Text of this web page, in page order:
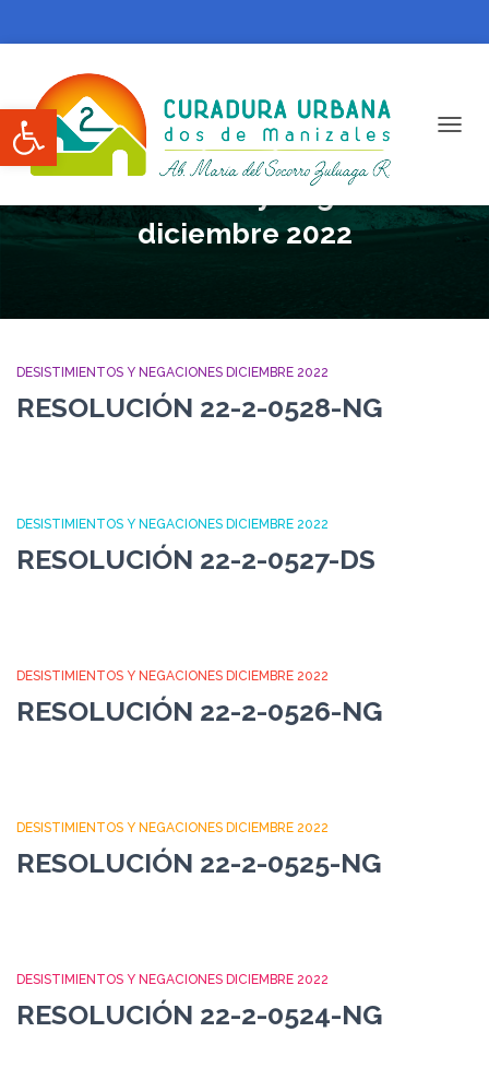
Abrir barra de herramientas
Desistimientos y Negaciones
diciembre 2022
DESISTIMIENTOS Y NEGACIONES DICIEMBRE 2022
RESOLUCIÓN 22-2-0528-NG
DESISTIMIENTOS Y NEGACIONES DICIEMBRE 2022
RESOLUCIÓN 22-2-0527-DS
DESISTIMIENTOS Y NEGACIONES DICIEMBRE 2022
RESOLUCIÓN 22-2-0526-NG
DESISTIMIENTOS Y NEGACIONES DICIEMBRE 2022
RESOLUCIÓN 22-2-0525-NG
DESISTIMIENTOS Y NEGACIONES DICIEMBRE 2022
RESOLUCIÓN 22-2-0524-NG